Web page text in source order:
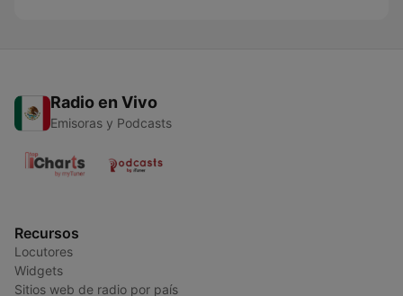
Radio en Vivo
Emisoras y Podcasts
Recursos
Locutores
Widgets
Sitios web de radio por país